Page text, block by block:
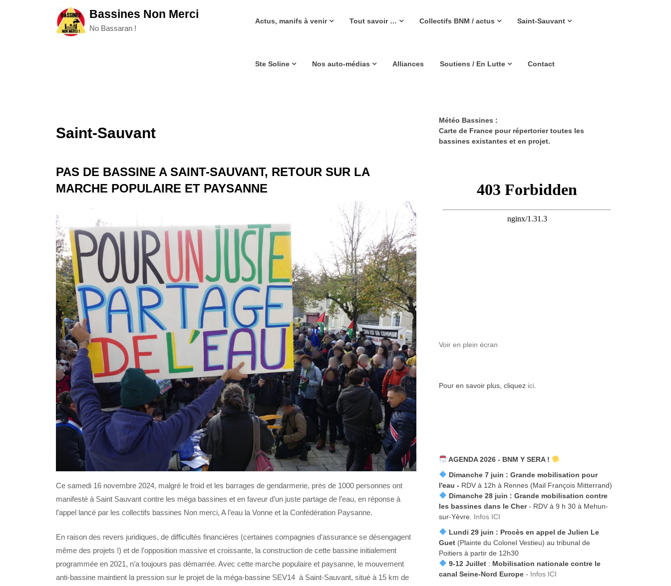
Bassines Non Merci
No Bassaran !
Actus, manifs à venir Tout savoir … Collectifs BNM / actus Saint-Sauvant
Ste Soline Nos auto-médias Alliances Soutiens / En Lutte Contact
Saint-Sauvant
PAS DE BASSINE A SAINT-SAUVANT, RETOUR SUR LA
MARCHE POPULAIRE ET PAYSANNE
Ce samedi 16 novembre 2024, malgré le froid et les barrages de gendarmerie, près de 1000 personnes ont
manifesté à Saint Sauvant contre les méga bassines et en faveur d’un juste partage de l’eau, en réponse à
l’appel lancé par les collectifs bassines Non merci, A l’eau la Vonne et la Confédération Paysanne.
En raison des revers juridiques, de difficultés financières (certaines compagnies d’assurance se désengagent
même des projets !) et de l’opposition massive et croissante, la construction de cette bassine initialement
programmée en 2021, n’a toujours pas démarrée. Avec cette marche populaire et paysanne, le mouvement
anti-bassine maintient la pression sur le projet de la méga-bassine SEV14 à Saint-Sauvant, situé à 15 km de
Météo Bassines :
Carte de France pour répertorier toutes les
bassines existantes et en projet.
Voir en plein écran
Pour en savoir plus, cliquez ici.
AGENDA 2026 - BNM Y SERA !
Dimanche 7 juin : Grande mobilisation pour
l'eau - RDV à 12h à Rennes (Mail François Mitterrand)
Dimanche 28 juin : Grande mobilisation contre
les bassines dans le Cher- RDV à 9 h 30 à Mehun-
sur-Yèvre. Infos ICI
Lundi 29 juin : Procès en appel de Julien Le
Guet(Plainte du Colonel Vestieu) au tribunal de
Poitiers à partir de 12h30
9-12 Juillet: Mobilisation nationale contre le
canal Seine-Nord Europe- Infos ICI